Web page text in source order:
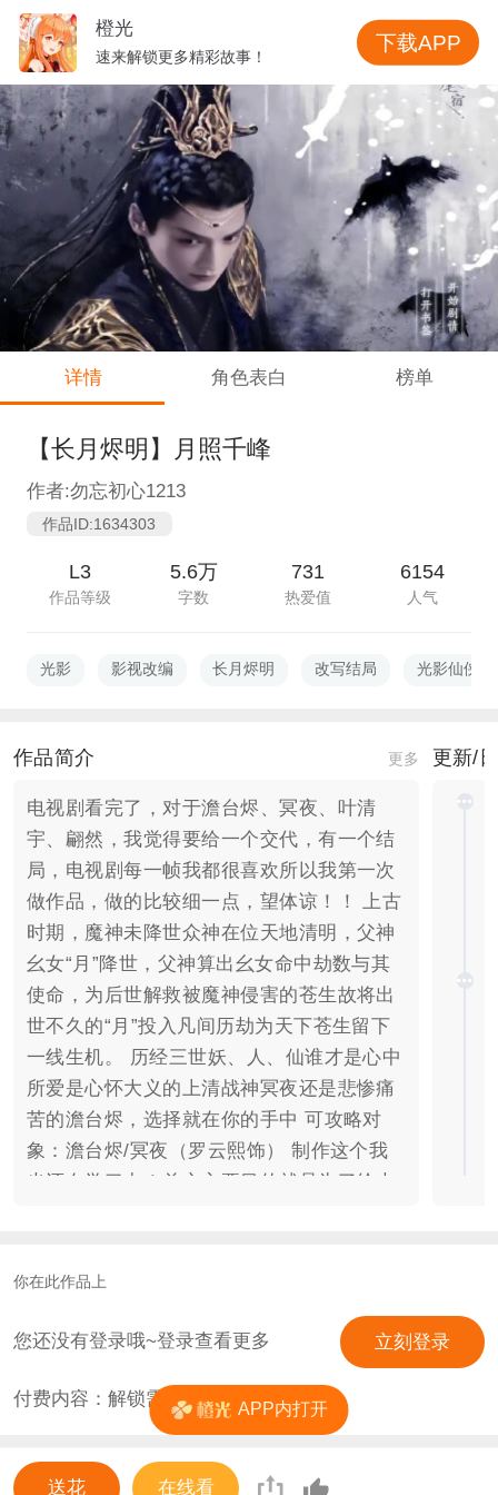
详情 角色表白 榜单
【长月烬明】月照千峰
作者:勿忘初心1213
作品ID:1634303
L3
作品等级
5.6万
字数
731
热爱值
6154
人气
光影 影视改编 长月烬明 改写结局 光影仙侠
作品简介 更多
电视剧看完了，对于澹台烬、冥夜、叶清
宇、翩然，我觉得要给一个交代，有一个结
局，电视剧每一帧我都很喜欢所以我第一次
做作品，做的比较细一点，望体谅！！ 上古
时期，魔神未降世众神在位天地清明，父神
幺女“月”降世，父神算出幺女命中劫数与其
使命，为后世解救被魔神侵害的苍生故将出
世不久的“月”投入凡间历劫为天下苍生留下
一线生机。 历经三世妖、人、仙谁才是心中
所爱是心怀大义的上清战神冥夜还是悲惨痛
苦的澹台烬，选择就在你的手中 可攻略对
象：澹台烬/冥夜（罗云熙饰） 制作这个我
也还在学习中！总之主要目的就是为了给大
更新/
你在此作品上
您还没有登录哦~登录查看更多 立刻登录
付费内容：解锁需 4花
送花 在线看
橙光
速来解锁更多精彩故事！
下载APP
APP内打开